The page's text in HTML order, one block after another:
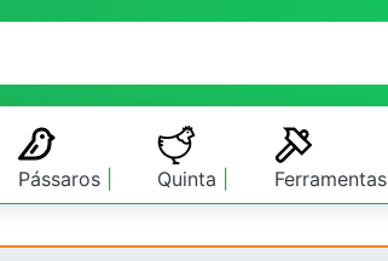
Pássaros Quinta Ferramentas